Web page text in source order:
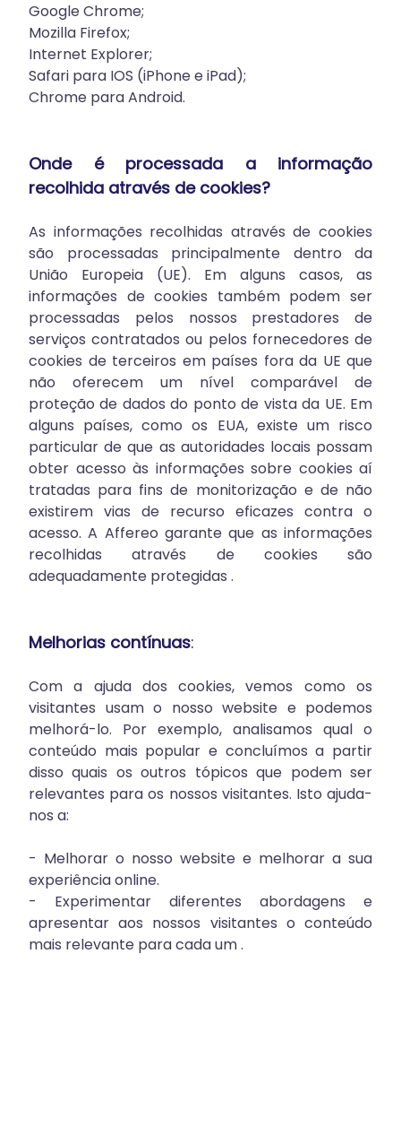
Google Chrome;
Mozilla Firefox;
Internet Explorer;
Safari para IOS (iPhone e iPad);
Chrome para Android.
Onde é processada a informação
recolhida através de cookies?
As informações recolhidas através de cookies
são processadas principalmente dentro da
União Europeia (UE). Em alguns casos, as
informações de cookies também podem ser
processadas pelos nossos prestadores de
serviços contratados ou pelos fornecedores de
cookies de terceiros em países fora da UE que
não oferecem um nível comparável de
proteção de dados do ponto de vista da UE. Em
alguns países, como os EUA, existe um risco
particular de que as autoridades locais possam
obter acesso às informações sobre cookies aí
tratadas para fins de monitorização e de não
existirem vias de recurso eficazes contra o
acesso. A Affereo garante que as informações
recolhidas através de cookies são
adequadamente protegidas .
Melhorias contínuas:
Com a ajuda dos cookies, vemos como os
visitantes usam o nosso website e podemos
melhorá-lo. Por exemplo, analisamos qual o
conteúdo mais popular e concluímos a partir
disso quais os outros tópicos que podem ser
relevantes para os nossos visitantes. Isto ajuda-
nos a:
- Melhorar o nosso website e melhorar a sua
experiência online.
- Experimentar diferentes abordagens e
apresentar aos nossos visitantes o conteúdo
mais relevante para cada um .